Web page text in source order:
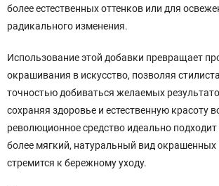
более естественных оттенков или для
радикального изменения.
Использование этой добавки превращает
окрашивания в искусство, позволяя
точностью добиваться желаемых
сохраняя здоровье и естественную красоту
революционное средство идеально подходит
более мягкий, натуральный вид окрашенных
стремится к бережному уходу.